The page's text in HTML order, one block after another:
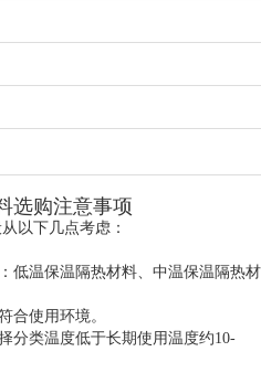
选购注意事项
以下几点考虑：
低温保温隔热材料、中温保温隔热材
合使用环境。
分类温度低于长期使用温度约10-